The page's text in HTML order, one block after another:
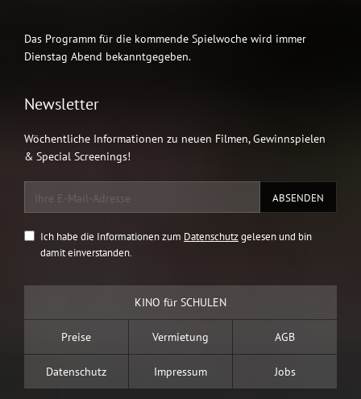
Das Programm für die kommende Spielwoche wird immer
Dienstag Abend bekanntgegeben.
Newsletter
Wöchentliche Informationen zu neuen Filmen, Gewinnspielen
& Special Screenings!
Ich habe die Informationen zum Datenschutzgelesen und bin
damit einverstanden.
KINO für SCHULEN
Preise Vermietung AGB
Datenschutz Impressum Jobs